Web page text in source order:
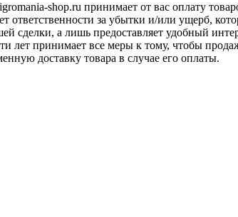
shop.ru принимает от вас оплату
за убытки и/или ущерб,
сделки, а лишь предоставляет удобный
лет принимает все меры к тому, чтобы
доставку товара в случае его оплаты.